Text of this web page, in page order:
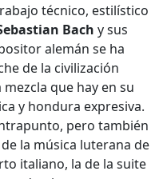
técnico, estilístico
Bach y sus
alemán se ha
de la civilización
que hay en su
y hondura expresiva.
pero también
la música luterana de
italiano, la de la suite